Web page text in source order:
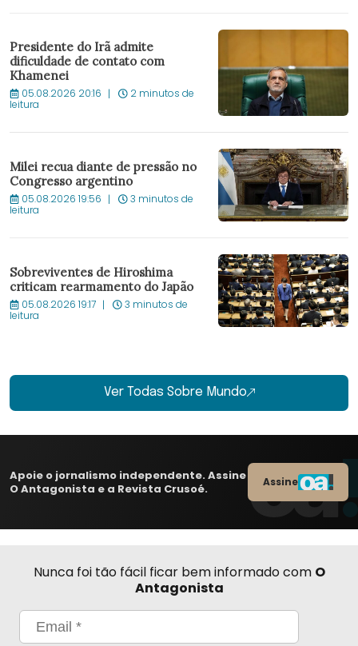
Presidente do Irã admite
dificuldade de contato com
Khamenei
05.08.2026 20:16 2 minutos de
leitura
Milei recua diante de pressão no
Congresso argentino
05.08.2026 19:56 3 minutos de
leitura
Sobreviventes de Hiroshima
criticam rearmamento do Japão
05.08.2026 19:17 3 minutos de
leitura
Ver Todas Sobre Mundo
Apoie o jornalismo independente. Assine
O Antagonista e a Revista Crusoé.
Assine
Nunca foi tão fácil ficar bem informado com O
Antagonista